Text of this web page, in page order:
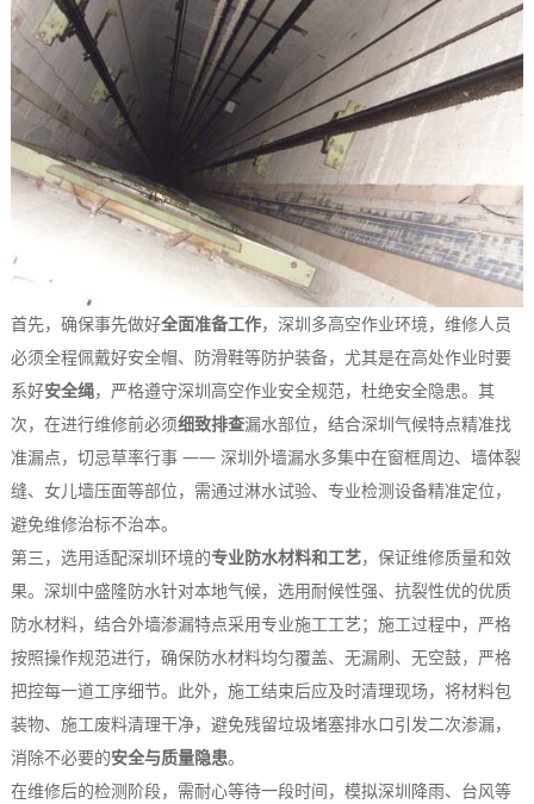
首先，确保事先做好全面准备工作，深圳多高空作业环境，维修人员
必须全程佩戴好安全帽、防滑鞋等防护装备，尤其是在高处作业时要
系好安全绳，严格遵守深圳高空作业安全规范，杜绝安全隐患。其
次，在进行维修前必须细致排查漏水部位，结合深圳气候特点精准找
准漏点，切忌草率行事 —— 深圳外墙漏水多集中在窗框周边、墙体裂
缝、女儿墙压面等部位，需通过淋水试验、专业检测设备精准定位，
避免维修治标不治本。
第三，选用适配深圳环境的专业防水材料和工艺，保证维修质量和效
果。深圳中盛隆防水针对本地气候，选用耐候性强、抗裂性优的优质
防水材料，结合外墙渗漏特点采用专业施工工艺；施工过程中，严格
按照操作规范进行，确保防水材料均匀覆盖、无漏刷、无空鼓，严格
把控每一道工序细节。此外，施工结束后应及时清理现场，将材料包
装物、施工废料清理干净，避免残留垃圾堵塞排水口引发二次渗漏，
消除不必要的安全与质量隐患。
在维修后的检测阶段，需耐心等待一段时间，模拟深圳降雨、台风等